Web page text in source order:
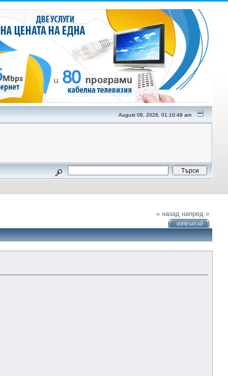
August 08, 2026, 01:10:48 am
« назад напред »
ИЗПЕЧАТАЙ